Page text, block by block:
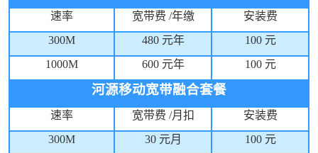
速率 宽带费 /年缴
安装费
300M
480 元年 100 元
1000M
600 元年 100 元
河源移动宽带融合套餐
速率 宽带费 /月扣
安装费
300M
30 元月 100 元